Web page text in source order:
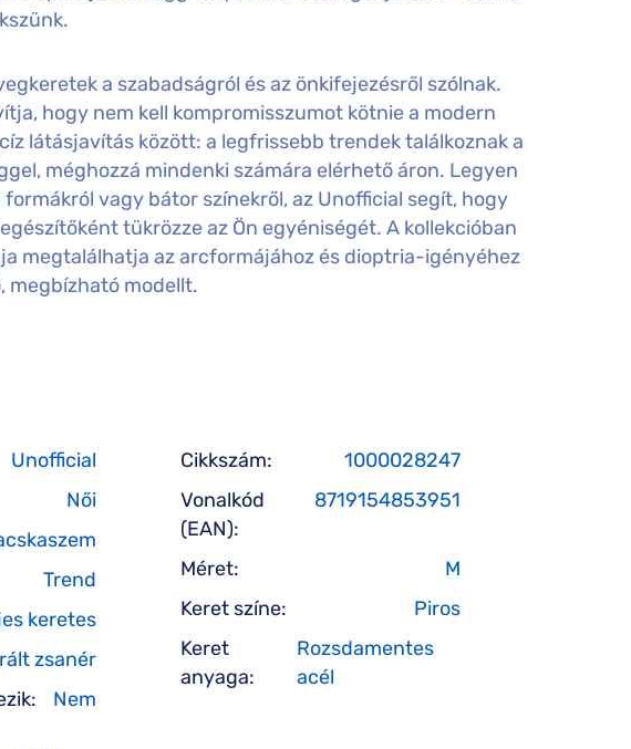
a szabadságról és az önkifejezésről szólnak.
hogy nem kell kompromisszumot kötnie a modern
látásjavítás között: a legfrissebb trendek találkoznak a
méghozzá mindenki számára elérhető áron. Legyen
vagy bátor színekről, az Unofficial segít, hogy
tükrözze az Ön egyéniségét. A kollekcióban
megtalálhatja az arcformájához és dioptria-igényéhez
megbízható modellt.
Unofficial
Női
Trend
keretes
zsanér
Nem
Cikkszám:
1000028247
Vonalkód
(EAN):
8719154853951
Méret:
M
Keret színe:
Piros
Keret
anyaga:
Rozsdamentes
acél